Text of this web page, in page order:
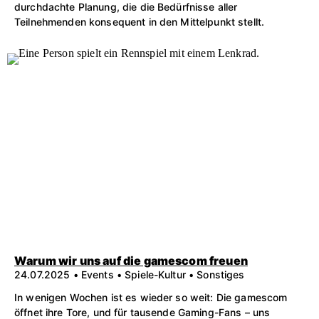
durchdachte Planung, die die Bedürfnisse aller
Teilnehmenden konsequent in den Mittelpunkt stellt.
Warum wir uns auf die gamescom freuen
24.07.2025 • Events • Spiele-Kultur • Sonstiges
In wenigen Wochen ist es wieder so weit: Die gamescom
öffnet ihre Tore, und für tausende Gaming-Fans – uns